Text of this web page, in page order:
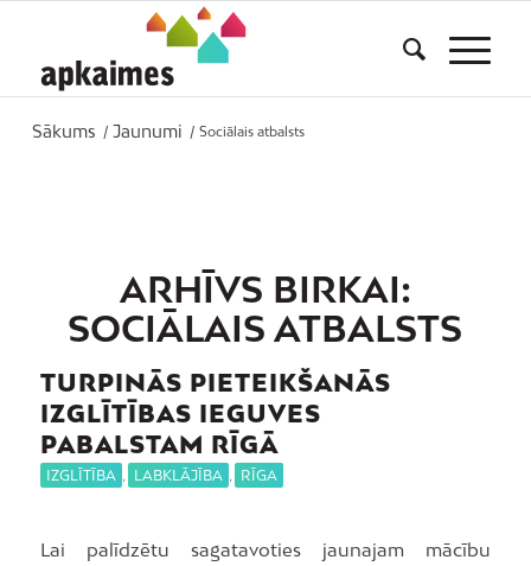
Sākums / Jaunumi / Sociālais atbalsts
ARHĪVS BIRKAI:
SOCIĀLAIS ATBALSTS
TURPINĀS PIETEIKŠANĀS
IZGLĪTĪBAS IEGUVES
PABALSTAM RĪGĀ
IZGLĪTĪBA , LABKLĀJĪBA , RĪGA
Lai palīdzētu sagatavoties jaunajam mācību